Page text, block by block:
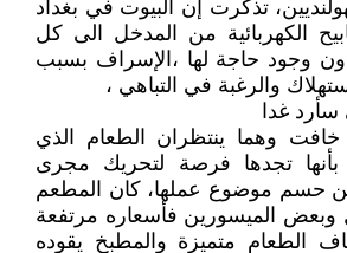
تذكرت إن البيوت في بغداد
الكهربائية من المدخل الى كل
وجود حاجة لها ،الإسراف بسبب
والرغبة في التباهي ،
غدا
وهما ينتظران الطعام الذي
تجدها فرصة لتحريك مجرى
من حسم موضوع عملها، كان المطعم
وبعض الميسورين فأسعاره مرتفعة
الطعام متميزة والمطبخ يقوده